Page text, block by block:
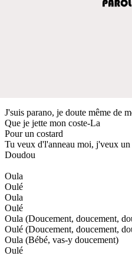
J'suis parano, je doute même de
Que je jette mon coste-La
Pour un costard
Tu veux d'l'anneau moi, j'veux un
Doudou
Oula
Oulé
Oula
Oulé
Oula (Doucement, doucement,
Oulé (Doucement, doucement,
Oula (Bébé, vas-y doucement)
Oulé